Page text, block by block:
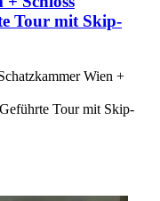
Tour mit Skip-
Wien +
Tour mit Skip-